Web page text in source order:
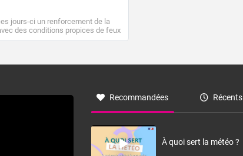
jours-ci un renforcement de la
des conditions propices de feux
que la tramontane ? Quelles sont
secteur qui part du Roussillon à la
régions montagneuses d’où
Recommandées Récents
À quoi sert la météo ?